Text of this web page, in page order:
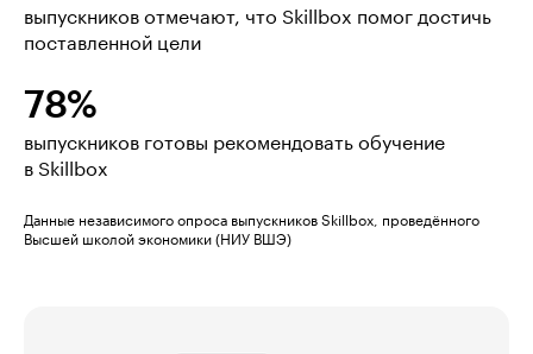
выпускников отмечают, что Skillbox помог достичь
поставленной цели
78%
выпускников готовы рекомендовать обучение
в Skillbox
Данные независимого опроса выпускников Skillbox, проведённого
Высшей школой экономики (НИУ ВШЭ)